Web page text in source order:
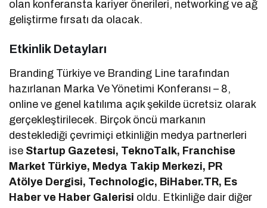
olan konferansta kariyer önerileri, networking ve ağ
geliştirme fırsatı da olacak.
Etkinlik Detayları
Branding Türkiye ve Branding Line tarafından
hazırlanan Marka Ve Yönetimi Konferansı – 8,
online ve genel katılıma açık şekilde ücretsiz olarak
gerçekleştirilecek. Birçok öncü markanın
desteklediği çevrimiçi etkinliğin medya partnerleri
ise Startup Gazetesi, TeknoTalk, Franchise
Market Türkiye, Medya Takip Merkezi, PR
Atölye Dergisi, Technologic, BiHaber.TR, Es
Haber ve Haber Galerisi oldu. Etkinliğe dair diğer